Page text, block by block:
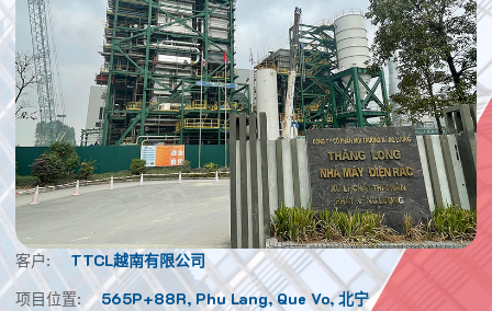
客户:
TTCL越南有限公司
项目位置:
565P+88R, Phu Lang, Que Vo, 北宁